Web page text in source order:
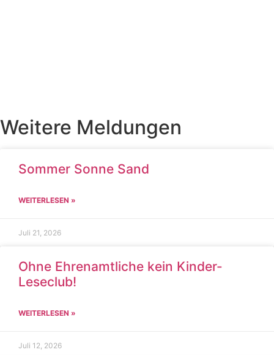
Weitere Meldungen
Sommer Sonne Sand
WEITERLESEN »
Juli 21, 2026
Ohne Ehrenamtliche kein Kinder-
Leseclub!
WEITERLESEN »
Juli 12, 2026